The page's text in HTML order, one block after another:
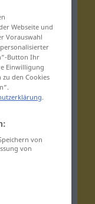
Webseite und
Vorauswahl
Button Ihr
Einwilligung
den Cookies
.
von
von